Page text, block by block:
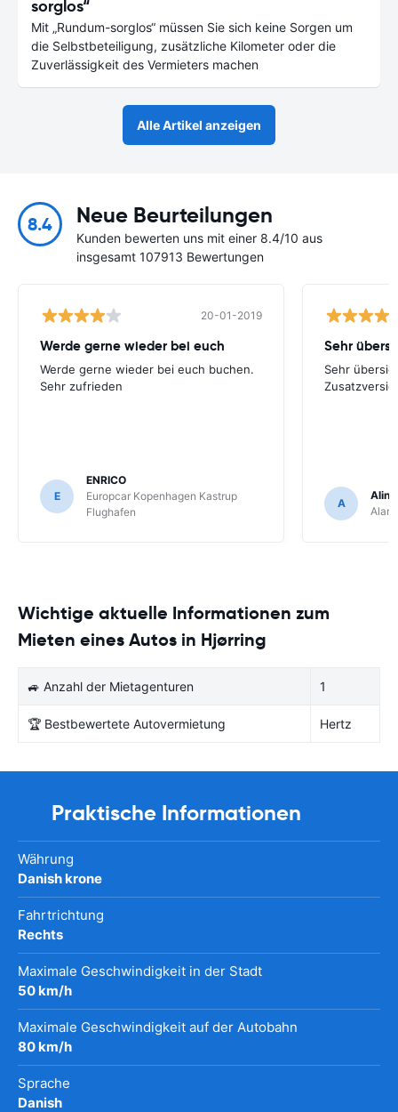
sorglos“
Mit „Rundum-sorglos“ müssen Sie sich keine Sorgen um
die Selbstbeteiligung, zusätzliche Kilometer oder die
Zuverlässigkeit des Vermieters machen
Alle Artikel anzeigen
8.4 Neue Beurteilungen
Kunden bewerten uns mit einer 8.4/10 aus
insgesamt 107913 Bewertungen
20-01-2019
Werde gerne wieder bei euch
Werde gerne wieder bei euch buchen.
Sehr zufrieden
E
ENRICO
Europcar Kopenhagen Kastrup
Flughafen
Sehr
A
Wichtige aktuelle Informationen zum
Mieten eines Autos in Hjørring
🚙 Anzahl der Mietagenturen 1
🏆 Bestbewertete Autovermietung Hertz
Praktische Informationen
Währung
Danish krone
Fahrtrichtung
Rechts
Maximale Geschwindigkeit in der Stadt
50 km/h
Maximale Geschwindigkeit auf der Autobahn
80 km/h
Sprache
Danish